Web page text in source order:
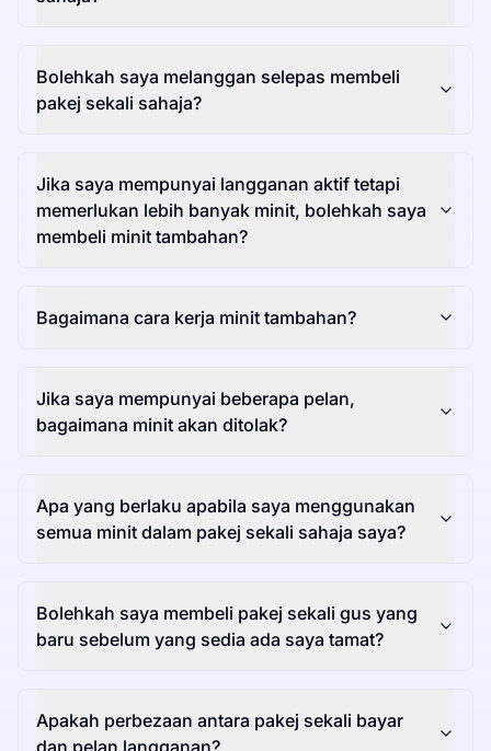
Bolehkah saya melanggan selepas membeli
pakej sekali sahaja?
Jika saya mempunyai langganan aktif tetapi
memerlukan lebih banyak minit, bolehkah saya
membeli minit tambahan?
Bagaimana cara kerja minit tambahan?
Jika saya mempunyai beberapa pelan,
bagaimana minit akan ditolak?
Apa yang berlaku apabila saya menggunakan
semua minit dalam pakej sekali sahaja saya?
Bolehkah saya membeli pakej sekali gus yang
baru sebelum yang sedia ada saya tamat?
Apakah perbezaan antara pakej sekali bayar